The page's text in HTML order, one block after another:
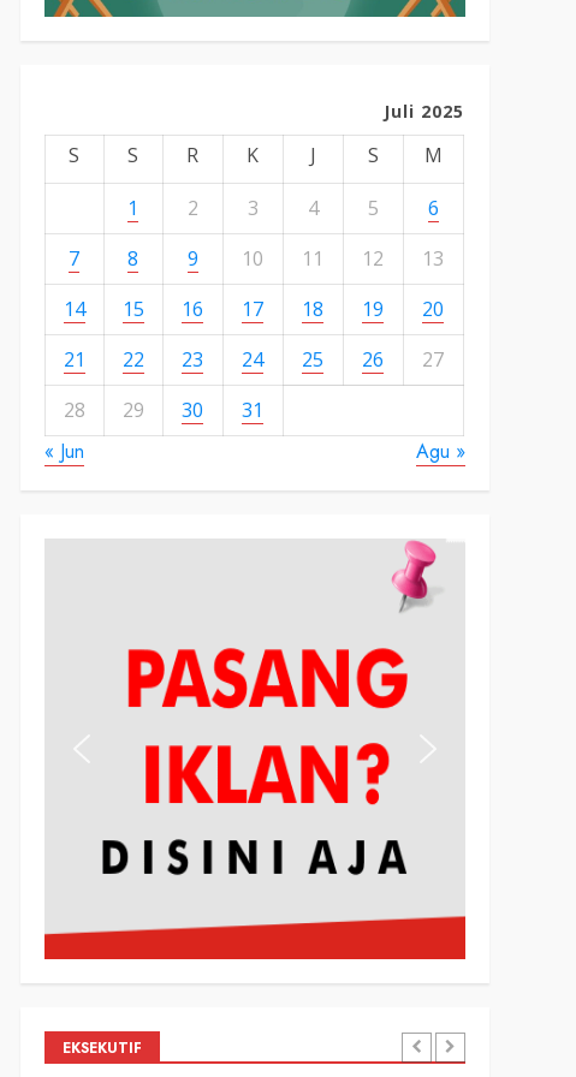
Juli 2025
S S R K J S
M
1
2 3 4 5
6
7
8 9 10 11 12
13
14
15 16 17 18 19
20
21
22 23 24 25 26
27
28
29 30 31
« Jun Agu »
EKSEKUTIF